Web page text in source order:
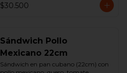
$30.500
Sándwich Pollo
Mexicano 22cm
Sándwich en pan cubano (22cm) con